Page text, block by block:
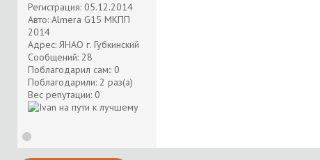
Регистрация: 05.12.2014
Авто: Almera G15 МКПП
2014
Адрес: ЯНАО г. Губкинский
Сообщений: 28
Поблагодарил сам:: 0
Поблагодарили: 2 раз(а)
Вес репутации: 0